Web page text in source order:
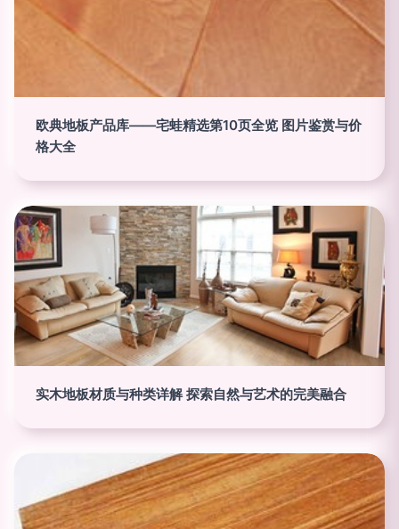
欧典地板产品库——宅蛙精选第10页全览 图片鉴赏与价
格大全
实木地板材质与种类详解 探索自然与艺术的完美融合